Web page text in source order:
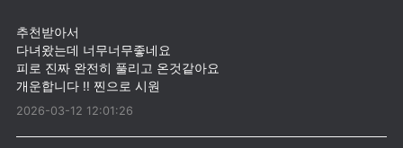
추천받아서
다녀왔는데 너무너무좋네요
피로 진짜 완전히 풀리고 온것같아요
2026-03-12 12:01:26